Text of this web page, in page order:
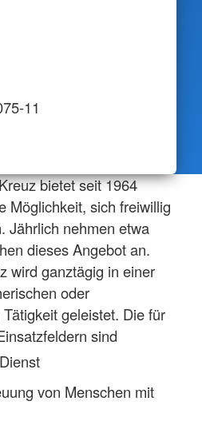
11
bietet seit 1964
Möglichkeit, sich freiwillig
Jährlich nehmen etwa
dieses Angebot an.
wird ganztägig in einer
oder
geleistet. Die für
sind
von Menschen mit